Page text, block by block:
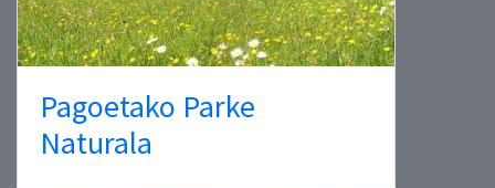
Pagoetako Parke
Naturala